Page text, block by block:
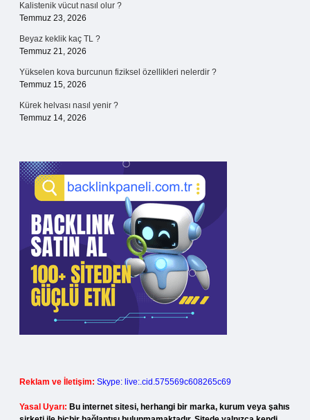
Kalistenik vücut nasıl olur ?
Temmuz 23, 2026
Beyaz keklik kaç TL ?
Temmuz 21, 2026
Yükselen kova burcunun fiziksel özellikleri nelerdir ?
Temmuz 15, 2026
Kürek helvası nasıl yenir ?
Temmuz 14, 2026
Reklam ve İletişim: Skype: live:.cid.575569c608265c69
Yasal Uyarı: Bu internet sitesi, herhangi bir marka, kurum veya şahıs